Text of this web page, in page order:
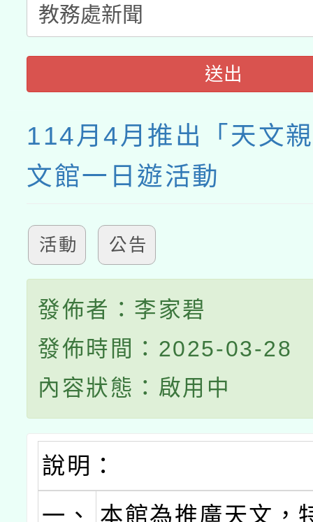
送出
114月4月推出「天文
文館一日遊活動
活動 公告
發佈者：李家碧
發佈時間：2025-03-28
內容狀態：啟用中
說明：
一、
本館為推廣天文，